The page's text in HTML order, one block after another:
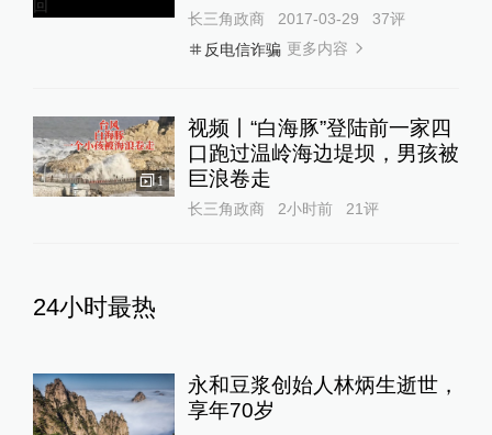
长三角政商 2017-03-29 37评
反电信诈骗 更多内容
1
视频丨“白海豚”登陆前一家四
口跑过温岭海边堤坝，男孩被
巨浪卷走
长三角政商 2小时前 21评
24小时最热
永和豆浆创始人林炳生逝世，
享年70岁